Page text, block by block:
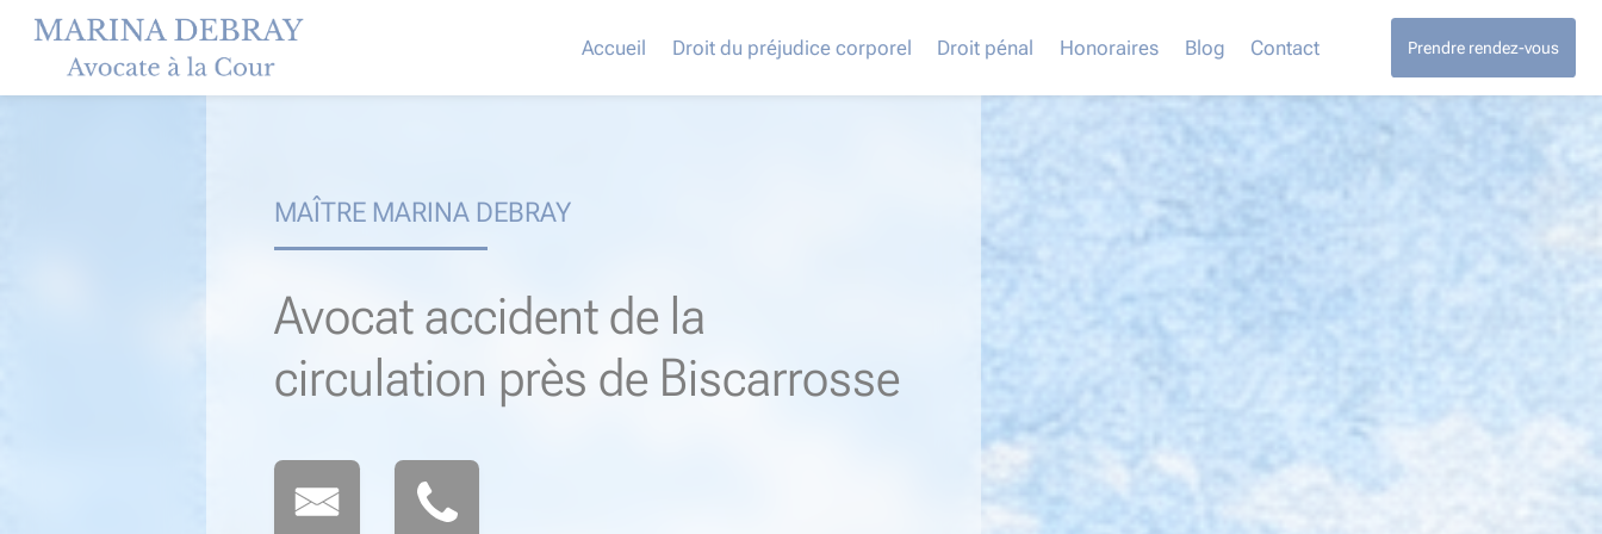
Accueil Droit du préjudice corporel Droit pénal Honoraires Blog Contact Prendre rendez-vous
MAÎTRE MARINA DEBRAY
Avocat accident de la
circulation près de Biscarrosse